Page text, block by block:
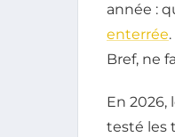
année :
enterrée
Bref, ne
En 2026,
testé les